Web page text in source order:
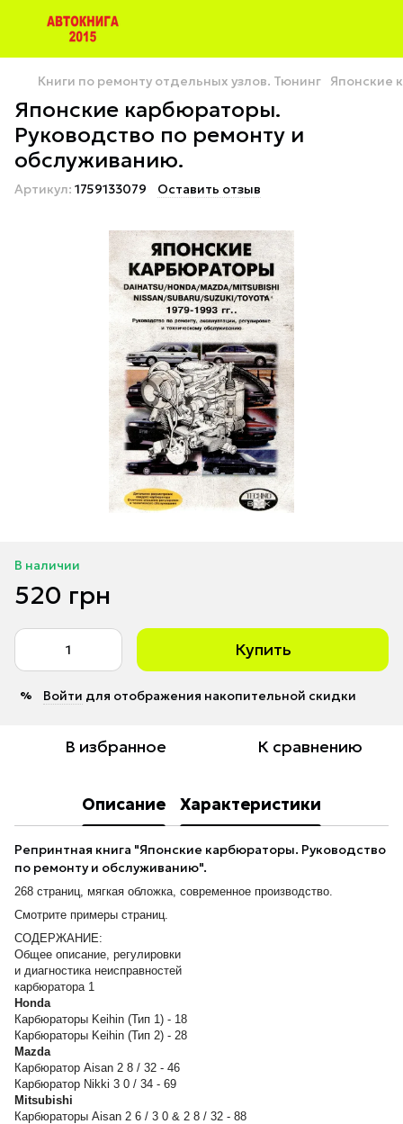
Книги по ремонту отдельных узлов. Тюнинг Японские
Японские карбюраторы.
Руководство по ремонту и
обслуживанию.
Артикул: 1759133079 Оставить отзыв
В наличии
520 грн
Купить
% Войти для отображения накопительной скидки
В избранное К сравнению
Описание Характеристики
Репринтная книга "Японские карбюраторы. Руководство
по ремонту и обслуживанию".
268 страниц, мягкая обложка, современное производство.
Смотрите примеры страниц.
СОДЕРЖАНИЕ:
Общее описание, регулировки
и диагностика неисправностей
карбюратора 1
Honda
Карбюраторы Keihin (Тип 1) - 18
Карбюраторы Keihin (Тип 2) - 28
Mazda
Карбюратор Aisan 2 8 / 32 - 46
Карбюратор Nikki 3 0 / 34 - 69
Mitsubishi
Карбюраторы Aisan 2 6 / 3 0 & 2 8 / 32 - 88